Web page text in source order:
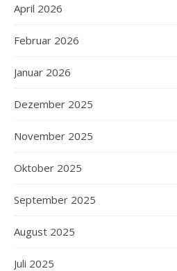
April 2026
Februar 2026
Januar 2026
Dezember 2025
November 2025
Oktober 2025
September 2025
August 2025
Juli 2025